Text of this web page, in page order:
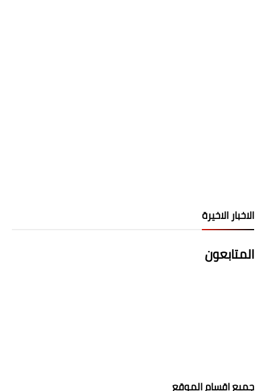
الاخبار الاخيرة
المتابعون
جميع اقسام الموقع